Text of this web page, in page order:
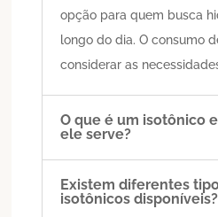
opção para quem busca
longo do dia. O consumo
considerar as
O que é um isotônico
ele serve?
Existem diferentes
isotônicos disponíveis?